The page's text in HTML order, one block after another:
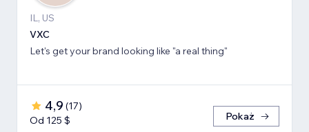
IL, US
VXC
Let's get your brand looking like "a real thing"
4,9 (17)
Od 125 $
Pokaż